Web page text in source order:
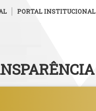
PORTAL INSTITUCIONAL